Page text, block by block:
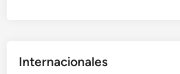
Internacionales